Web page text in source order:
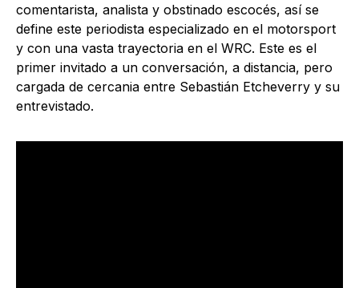
comentarista, analista y obstinado escocés, así se
define este periodista especializado en el motorsport
y con una vasta trayectoria en el WRC. Este es el
primer invitado a un conversación, a distancia, pero
cargada de cercania entre Sebastián Etcheverry y su
entrevistado.